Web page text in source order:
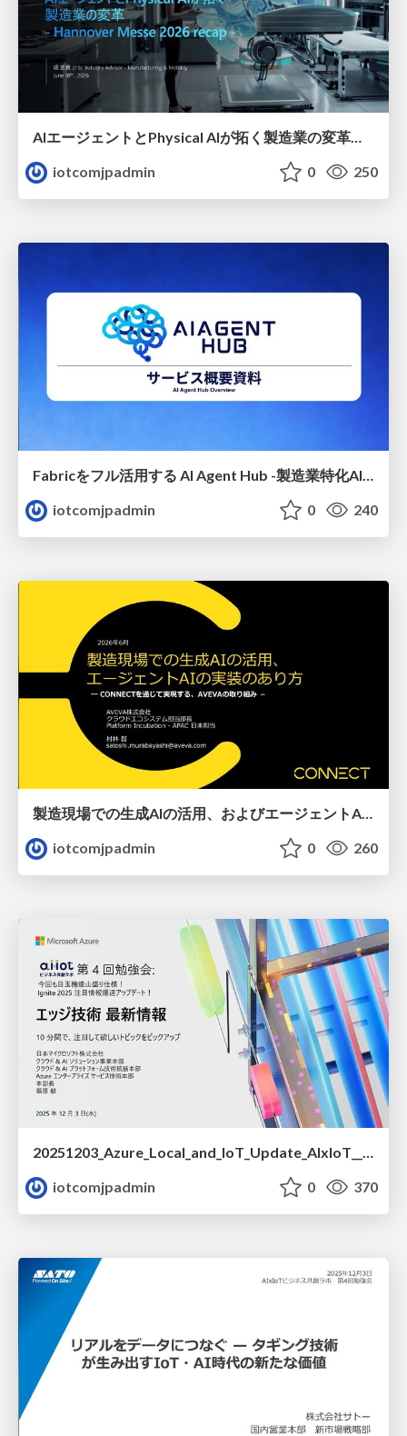
iotcomjpadmin
0 250
Fabricをフル活用する AI Agent Hub -製造業特化AIエージェントの設計
iotcomjpadmin
0 240
製造現場での生成AIの活用、およびエージェントAIの実装のあり方、AVEVAの取り組み
iotcomjpadmin
0 260
20251203_Azure_Local_and_IoT_Update_AIxIoT__1_.pdf
iotcomjpadmin
0 370